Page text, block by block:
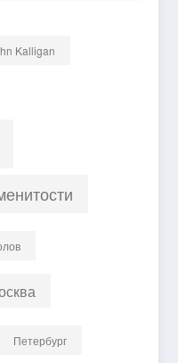
Kalligan
Петербург